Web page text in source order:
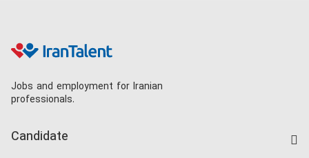
Jobs and employment for Iranian
professionals.
Candidate